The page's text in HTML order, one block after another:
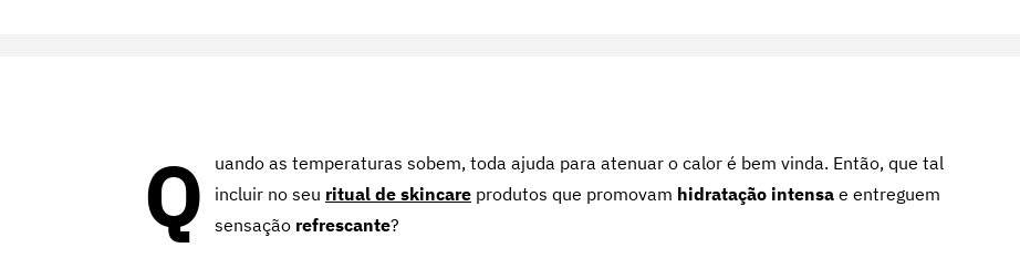
Q
uando as temperaturas sobem, toda ajuda para atenuar o calor é bem vinda. Então, que tal
incluir no seu ritual de skincare produtos que promovam hidratação intensa e entreguem
sensação refrescante?